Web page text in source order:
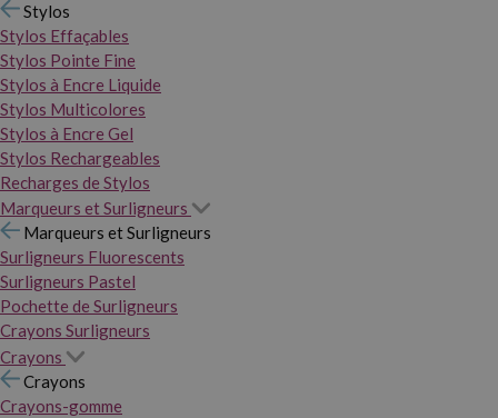
Stylos
Stylos Effaçables
Stylos Pointe Fine
Stylos à Encre Liquide
Stylos Multicolores
Stylos à Encre Gel
Stylos Rechargeables
Recharges de Stylos
Marqueurs et Surligneurs
Marqueurs et Surligneurs
Surligneurs Fluorescents
Surligneurs Pastel
Pochette de Surligneurs
Crayons Surligneurs
Crayons
Crayons
Crayons-gomme